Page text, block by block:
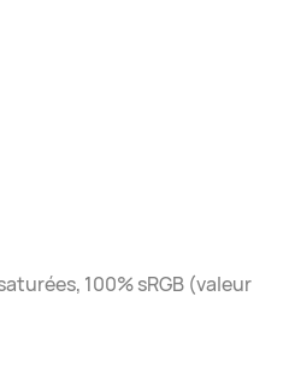
100% sRGB (valeur